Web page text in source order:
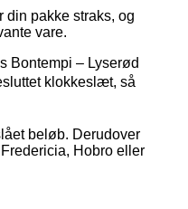
pakke straks, og
vare.
Bontempi – Lyserød
klokkeslæt, så
beløb. Derudover
Hobro eller